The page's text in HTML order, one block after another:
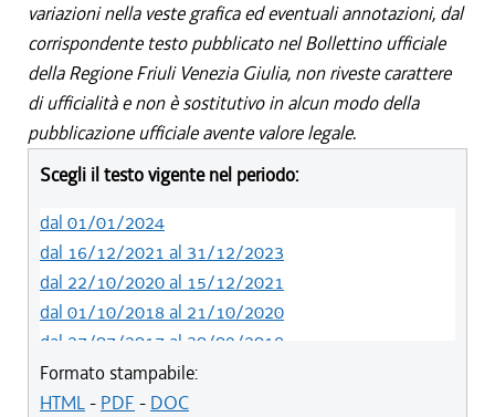
variazioni nella veste grafica ed eventuali annotazioni, dal
corrispondente testo pubblicato nel Bollettino ufficiale
della Regione Friuli Venezia Giulia, non riveste carattere
di ufficialità e non è sostitutivo in alcun modo della
pubblicazione ufficiale avente valore legale.
Scegli il testo vigente nel periodo:
dal 01/01/2024
dal 16/12/2021 al 31/12/2023
dal 22/10/2020 al 15/12/2021
dal 01/10/2018 al 21/10/2020
dal 27/07/2017 al 30/09/2018
dal 15/12/2016 al 26/07/2017
dal 30/06/2016 al 14/12/2016
Formato stampabile:
HTML- PDF - DOC